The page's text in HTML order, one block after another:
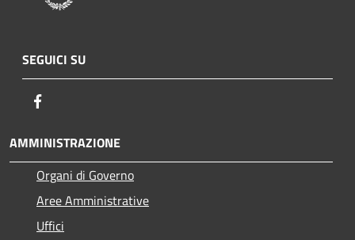
SEGUICI SU
AMMINISTRAZIONE
Organi di Governo
Aree Amministrative
Uffici